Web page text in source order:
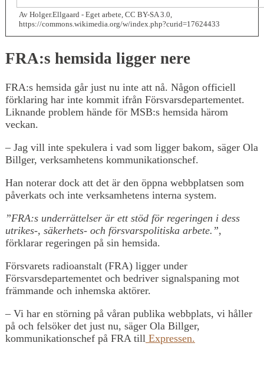
Av Holger.Ellgaard - Eget arbete, CC BY-SA 3.0,
https://commons.wikimedia.org/w/index.php?curid=17624433
FRA:s hemsida ligger nere
FRA:s hemsida går just nu inte att nå. Någon officiell
förklaring har inte kommit ifrån Försvarsdepartementet.
Liknande problem hände för MSB:s hemsida härom
veckan.
– Jag vill inte spekulera i vad som ligger bakom, säger Ola
Billger, verksamhetens kommunikationschef.
Han noterar dock att det är den öppna webbplatsen som
påverkats och inte verksamhetens interna system.
”FRA:s underrättelser är ett stöd för regeringen i dess
utrikes-, säkerhets- och försvarspolitiska arbete.”,
förklarar regeringen på sin hemsida.
Försvarets radioanstalt (FRA) ligger under
Försvarsdepartementet och bedriver signalspaning mot
främmande och inhemska aktörer.
– Vi har en störning på våran publika webbplats, vi håller
på och felsöker det just nu, säger Ola Billger,
kommunikationschef på FRA till Expressen.